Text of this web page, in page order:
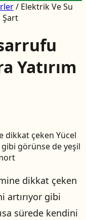
/ Elektrik Ve Su
Şart
Yatırım
dikkat çeken Yücel
gibi görünse de yeşil
dikkat çeken
artırıyor gibi
sürede kendini